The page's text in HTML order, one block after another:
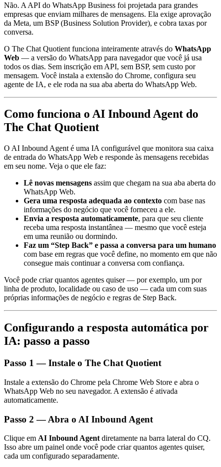
Não. A API do WhatsApp Business foi projetada para grandes
empresas que enviam milhares de mensagens. Ela exige aprovação
da Meta, um BSP (Business Solution Provider), e cobra taxas por
conversa.
O The Chat Quotient funciona inteiramente através do WhatsApp
Web — a versão do WhatsApp para navegador que você já usa
todos os dias. Sem inscrição em API, sem BSP, sem custo por
mensagem. Você instala a extensão do Chrome, configura seu
agente de IA, e ele roda na sua aba aberta do WhatsApp Web.
Como funciona o AI Inbound Agent do
The Chat Quotient
O AI Inbound Agent é uma IA configurável que monitora sua caixa
de entrada do WhatsApp Web e responde às mensagens recebidas
em seu nome. Veja o que ele faz:
Lê novas mensagens assim que chegam na sua aba aberta do
WhatsApp Web.
Gera uma resposta adequada ao contexto com base nas
informações do negócio que você forneceu a ele.
Envia a resposta automaticamente, para que seu cliente
receba uma resposta instantânea — mesmo que você esteja
em uma reunião ou dormindo.
Faz um “Step Back” e passa a conversa para um humano
com base em regras que você define, no momento em que não
consegue mais continuar a conversa com confiança.
Você pode criar quantos agentes quiser — por exemplo, um por
linha de produto, localidade ou caso de uso — cada um com suas
próprias informações de negócio e regras de Step Back.
Configurando a resposta automática por
IA: passo a passo
Passo 1 — Instale o The Chat Quotient
Instale a extensão do Chrome pela Chrome Web Store e abra o
WhatsApp Web no seu navegador. A extensão é ativada
automaticamente.
Passo 2 — Abra o AI Inbound Agent
Clique em AI Inbound Agent diretamente na barra lateral do CQ.
Isso abre um painel onde você pode criar quantos agentes quiser,
cada um configurado separadamente.